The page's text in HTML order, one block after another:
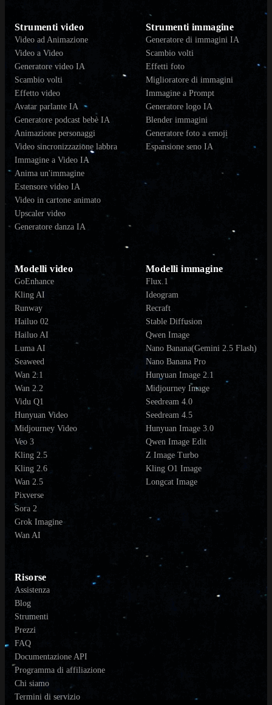
Strumenti video
Video ad Animazione
Video a Video
Generatore video IA
Scambio volti
Effetto video
Avatar parlante IA
Generatore podcast bebè IA
Animazione personaggi
Video sincronizzazione labbra
Immagine a Video IA
Anima un'immagine
Estensore video IA
Video in cartone animato
Upscaler video
Generatore danza IA
Strumenti immagine
Generatore di immagini IA
Scambio volti
Effetti foto
Miglioratore di immagini
Immagine a Prompt
Generatore logo IA
Blender immagini
Generatore foto a emoji
Espansione seno IA
Modelli video
GoEnhance
Kling AI
Runway
Hailuo 02
Hailuo AI
Luma AI
Seaweed
Wan 2.1
Wan 2.2
Vidu Q1
Hunyuan Video
Midjourney Video
Veo 3
Kling 2.5
Kling 2.6
Wan 2.5
Pixverse
Sora 2
Grok Imagine
Wan AI
Modelli immagine
Flux.1
Ideogram
Recraft
Stable Diffusion
Qwen Image
Nano Banana(Gemini 2.5 Flash)
Nano Banana Pro
Hunyuan Image 2.1
Midjourney Image
Seedream 4.0
Seedream 4.5
Hunyuan Image 3.0
Qwen Image Edit
Z Image Turbo
Kling O1 Image
Longcat Image
Risorse
Assistenza
Blog
Strumenti
Prezzi
FAQ
Documentazione API
Programma di affiliazione
Chi siamo
Termini di servizio